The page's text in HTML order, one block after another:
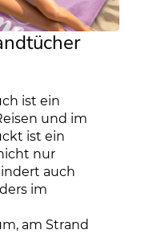
ist ein
und im
ist ein
nur
auch
im
am Strand